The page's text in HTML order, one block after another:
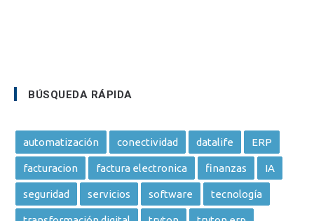
BÚSQUEDA RÁPIDA
automatización conectividad datalife ERP
facturacion factura electronica finanzas IA
seguridad servicios software tecnología